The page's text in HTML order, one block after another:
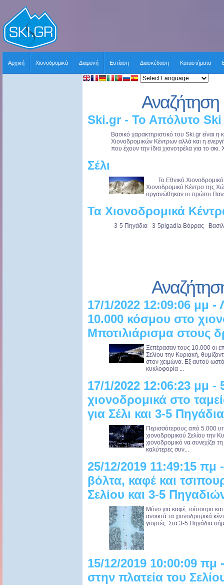
Αρχική Χιονοδρομικά Διαμονή Εστίαση Διασκέδαση Καταστήματα
Αναζήτηση
Ski.gr - Το Απόλυτο
Βασικό χαρακτηριστικό του Ski.gr είναι
Χιονοδρομικών Κέντρων αλλά και η
που έχουν την ίδια χιονοτρέλα για το σκι.
Σέλι
Το Εθνικό Χιονοδρομικό
Χιονοδρομικό Κέντρο της
οργανώθηκαν οι πρώτοι
Τα Χιονοδρομικά
3-5 Πηγάδια 3-5pigadia Βόρρας
17/1/2022 12:09:06 μμ
10.000 κόσμου στο
Μποτιλιάρισμα στους
Ξεπέρασαν τους 10.000 οι
Σελίου την Κυριακή,
στον χειμώνα. Εξ αυτού
κυκλοφορία ...
17/1/2022 12:06:23 μμ -
χιονοδρομικά στο
για Σέλι και 3-5
Περισσότερους από 5.000
χιονοδρομικού Σελίου την
χιονοδρομικό να συνεχίζει
καλύτερες συν...
25/12/2019 11:49:15 πμ
βόλτα, καφέ και
Σελίου και 3-5
Μόνο για καφέ, τσίπουρο και
ανοικτά τα χιονοδρομικά
γιορτές. Στα 3-5 Πηγάδια
15/12/2019 10:00:09 πμ
στην πλατεία του